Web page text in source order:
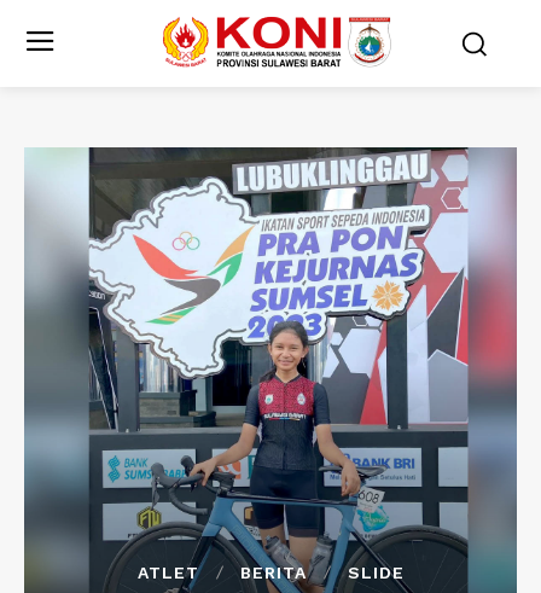
ATLET BERITA SLIDE